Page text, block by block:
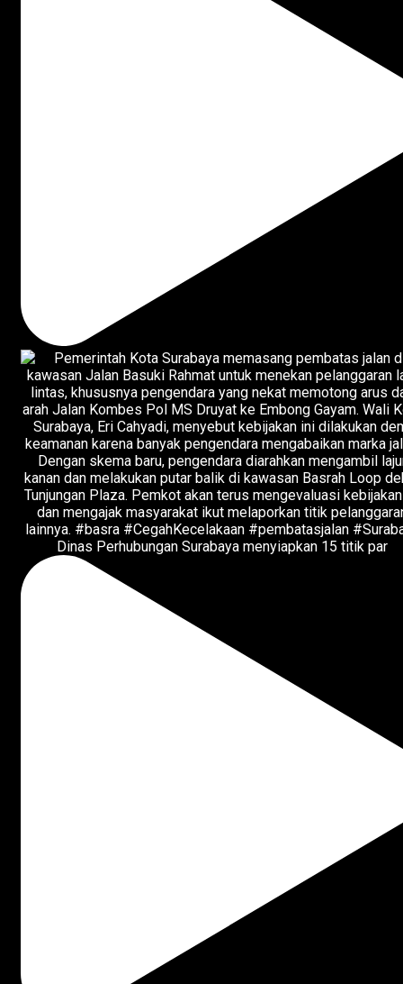
Dinas Perhubungan Surabaya menyiapkan 15 titik par